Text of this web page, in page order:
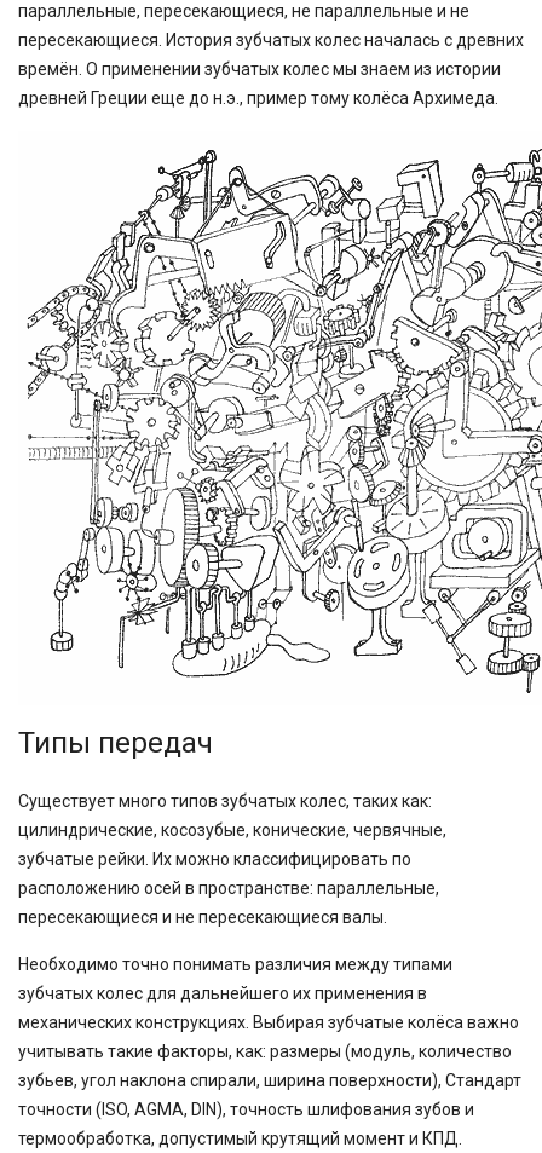
параллельные, пересекающиеся, не параллельные и не
пересекающиеся. История зубчатых колес началась с древних
времён. О применении зубчатых колес мы знаем из истории
древней Греции еще до н.э., пример тому колёса Архимеда.
Типы передач
Существует много типов зубчатых колес, таких как:
цилиндрические, косозубые, конические, червячные,
зубчатые рейки. Их можно классифицировать по
расположению осей в пространстве: параллельные,
пересекающиеся и не пересекающиеся валы.
Необходимо точно понимать различия между типами
зубчатых колес для дальнейшего их применения в
механических конструкциях. Выбирая зубчатые колёса важно
учитывать такие факторы, как: размеры (модуль, количество
зубьев, угол наклона спирали, ширина поверхности), Стандарт
точности (ISO, AGMA, DIN), точность шлифования зубов и
термообработка, допустимый крутящий момент и КПД.